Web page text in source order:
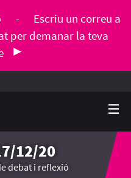
-
Escriu un correu a
per demanar la teva
12/20
debat i reflexió